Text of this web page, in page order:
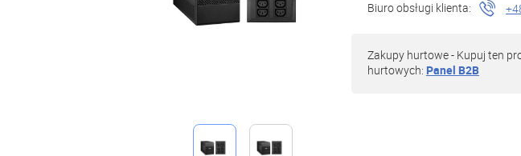
Biuro obsługi klienta:
Zakupy hurtowe - Kupuj ten
hurtowych: Panel B2B